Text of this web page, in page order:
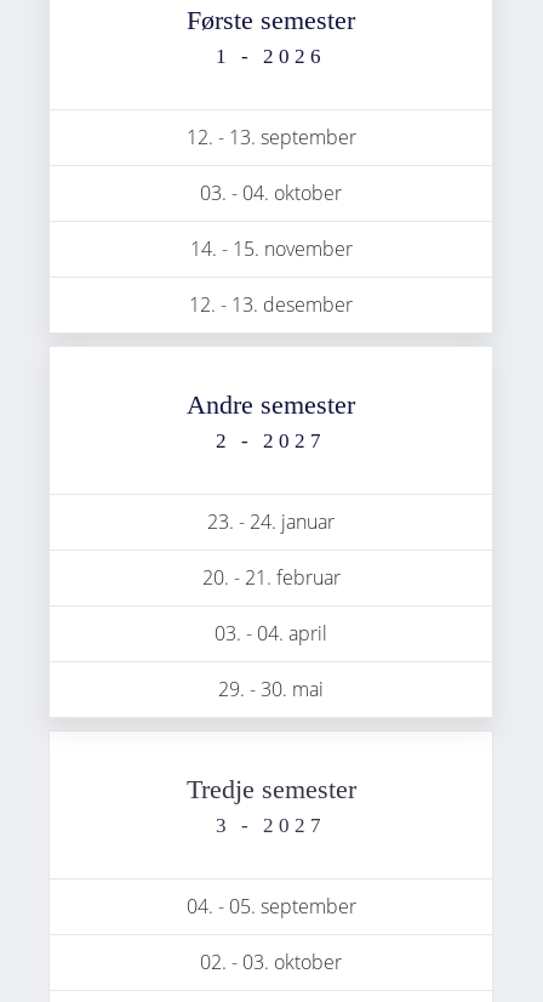
Første semester
1 - 2026
12. - 13. september
03. - 04. oktober
14. - 15. november
12. - 13. desember
Andre semester
2 - 2027
23. - 24. januar
20. - 21. februar
03. - 04. april
29. - 30. mai
Tredje semester
3 - 2027
04. - 05. september
02. - 03. oktober